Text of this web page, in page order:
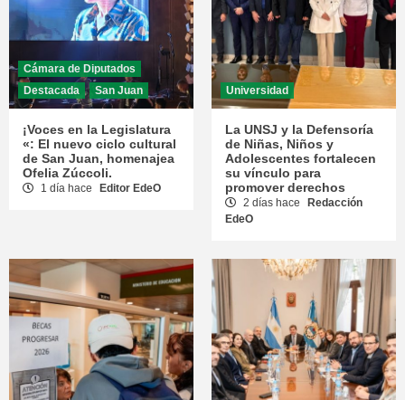
Cámara de Diputados
Destacada
San Juan
¡Voces en la Legislatura
«: El nuevo ciclo cultural
de San Juan, homenajea
Ofelia Zúccoli.
1 día hace Editor EdeO
Universidad
La UNSJ y la Defensoría
de Niñas, Niños y
Adolescentes fortalecen
su vínculo para
promover derechos
2 días hace
Redacción
EdeO